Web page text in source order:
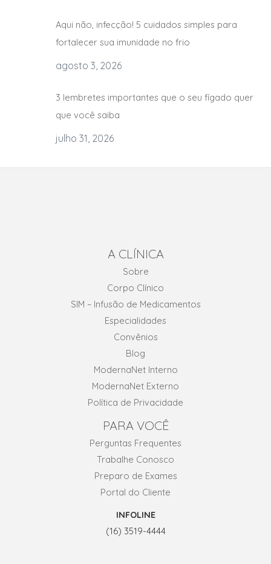
Aqui não, infecção! 5 cuidados simples para
fortalecer sua imunidade no frio
agosto 3, 2026
3 lembretes importantes que o seu fígado quer
que você saiba
julho 31, 2026
A CLÍNICA
Sobre
Corpo Clínico
SIM – Infusão de Medicamentos
Especialidades
Convênios
Blog
ModernaNet Interno
ModernaNet Externo
Política de Privacidade
PARA VOCÊ
Perguntas Frequentes
Trabalhe Conosco
Preparo de Exames
Portal do Cliente
INFOLINE
(16) 3519-4444